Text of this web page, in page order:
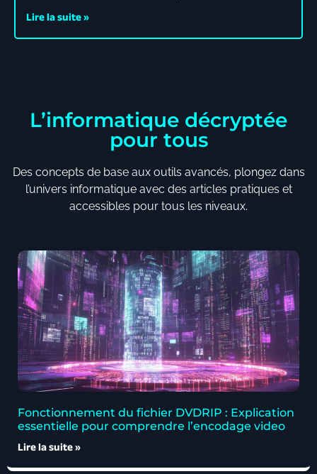
Lire la suite »
L’informatique décryptée
pour tous
Des concepts de base aux outils avancés, plongez dans
l’univers informatique avec des articles pratiques et
accessibles pour tous les niveaux.
Fonctionnement du fichier DVDRIP : Explication
essentielle pour comprendre l’encodage video
Lire la suite »